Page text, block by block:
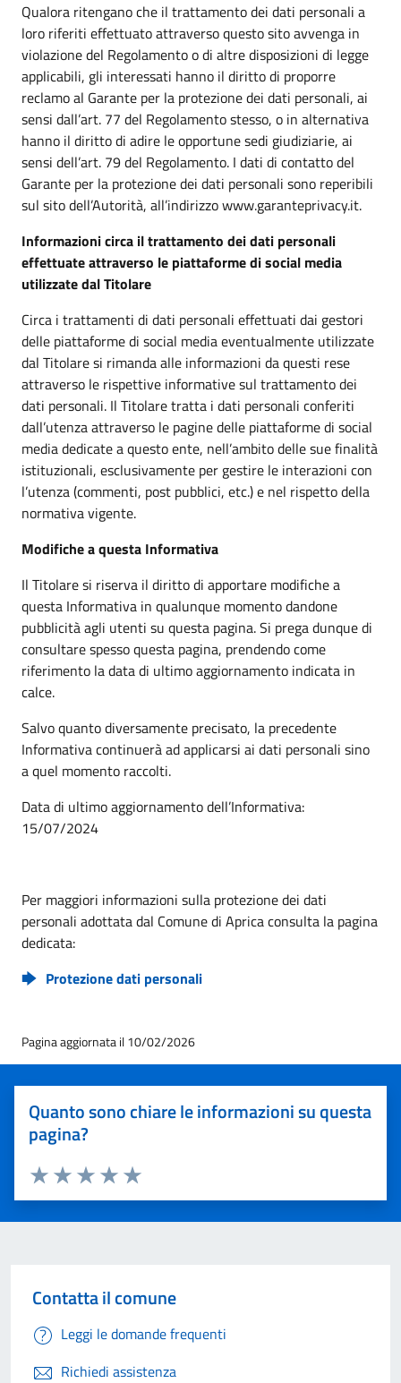
Qualora ritengano che il trattamento dei dati personali a
loro riferiti effettuato attraverso questo sito avvenga in
violazione del Regolamento o di altre disposizioni di legge
applicabili, gli interessati hanno il diritto di proporre
reclamo al Garante per la protezione dei dati personali, ai
sensi dall’art. 77 del Regolamento stesso, o in alternativa
hanno il diritto di adire le opportune sedi giudiziarie, ai
sensi dell’art. 79 del Regolamento. I dati di contatto del
Garante per la protezione dei dati personali sono reperibili
sul sito dell’Autorità, all’indirizzo www.garanteprivacy.it.
Informazioni circa il trattamento dei dati personali
effettuate attraverso le piattaforme di social media
utilizzate dal Titolare
Circa i trattamenti di dati personali effettuati dai gestori
delle piattaforme di social media eventualmente utilizzate
dal Titolare si rimanda alle informazioni da questi rese
attraverso le rispettive informative sul trattamento dei
dati personali. Il Titolare tratta i dati personali conferiti
dall’utenza attraverso le pagine delle piattaforme di social
media dedicate a questo ente, nell’ambito delle sue finalità
istituzionali, esclusivamente per gestire le interazioni con
l’utenza (commenti, post pubblici, etc.) e nel rispetto della
normativa vigente.
Modifiche a questa Informativa
Il Titolare si riserva il diritto di apportare modifiche a
questa Informativa in qualunque momento dandone
pubblicità agli utenti su questa pagina. Si prega dunque di
consultare spesso questa pagina, prendendo come
riferimento la data di ultimo aggiornamento indicata in
calce.
Salvo quanto diversamente precisato, la precedente
Informativa continuerà ad applicarsi ai dati personali sino
a quel momento raccolti.
Data di ultimo aggiornamento dell’Informativa:
15/07/2024
Per maggiori informazioni sulla protezione dei dati
personali adottata dal Comune di Aprica consulta la pagina
dedicata:
Protezione dati personali
Pagina aggiornata il 10/02/2026
Quanto sono chiare le informazioni su questa
pagina?
Valuta 5 stelle su 5
Valuta 4 stelle su 5
Valuta 3 stelle su 5
Valuta 2 stelle su 5
Valuta 1 stelle su 5
Contatta il comune
Leggi le domande frequenti
Richiedi assistenza